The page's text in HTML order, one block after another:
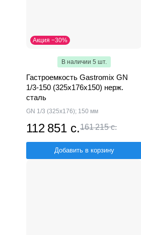
Акция −30%
В наличии 5 шт.
Гастроемкость Gastromix GN
1/3-150 (325х176x150) нерж.
сталь
GN 1/3 (325x176); 150 мм
112 851 с.161 215 с.
Добавить в корзину